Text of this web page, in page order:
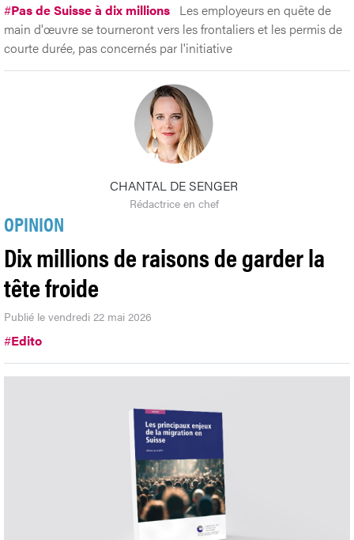
#Pas de Suisse à dix millions Les employeurs en quête de
main d'œuvre se tourneront vers les frontaliers et les permis de
courte durée, pas concernés par l'initiative
CHANTAL DE SENGER
Rédactrice en chef
OPINION
Dix millions de raisons de garder la
tête froide
Publié le vendredi 22 mai 2026
#Edito